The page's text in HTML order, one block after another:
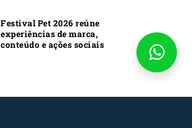
Festival Pet 2026 reúne
experiências de marca,
conteúdo e ações sociais